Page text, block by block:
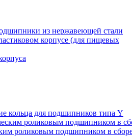
из нержавеющей стали
корпусе (для пищевых
кольца для подшипников типа Y
роликовым подшипником в
роликовым подшипником в